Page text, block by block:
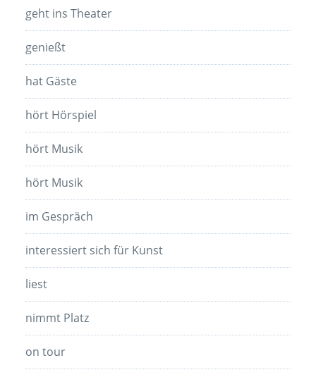
geht ins Theater
genießt
hat Gäste
hört Hörspiel
hört Musik
hört Musik
im Gespräch
interessiert sich für Kunst
liest
nimmt Platz
on tour